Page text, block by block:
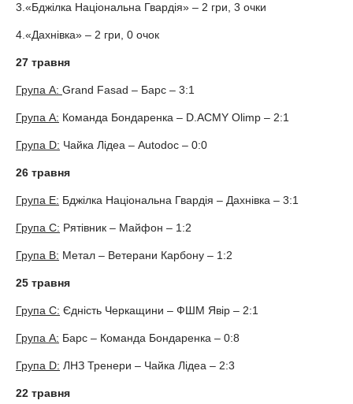
3.«Бджілка Національна Гвардія» – 2 гри, 3 очки
4.«Дахнівка» – 2 гри, 0 очок
27 травня
Група А: Grand Fasad – Барс – 3:1
Група А: Команда Бондаренка – D.ACMY Olimp – 2:1
Група D: Чайка Лідеа – Autodoc – 0:0
26 травня
Група E: Бджілка Національна Гвардія – Дахнівка – 3:1
Група С: Рятівник – Майфон – 1:2
Група B: Метал – Ветерани Карбону – 1:2
25 травня
Група C: Єдність Черкащини – ФШМ Явір – 2:1
Група А: Барс – Команда Бондаренка – 0:8
Група D: ЛНЗ Тренери – Чайка Лідеа – 2:3
22 травня